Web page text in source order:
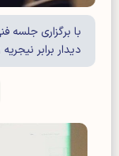
با برگزاری جلسه
دیدار برابر